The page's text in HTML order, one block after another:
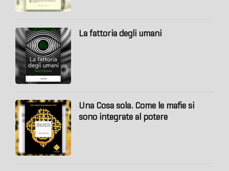
La fattoria degli umani
Una Cosa sola. Come le mafie si
sono integrate al potere